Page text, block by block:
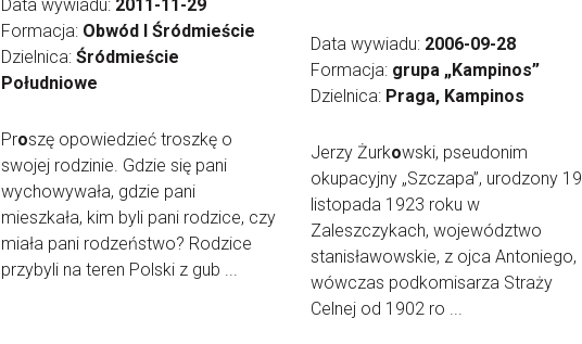
Data wywiadu: 2011-11-29
Formacja: Obwód I Śródmieście
Dzielnica: Śródmieście
Południowe
Proszę opowiedzieć troszkę o
swojej rodzinie. Gdzie się pani
wychowywała, gdzie pani
mieszkała, kim byli pani rodzice, czy
miała pani rodzeństwo? Rodzice
przybyli na teren Polski z gub ...
Data wywiadu: 2006-09-28
Formacja: grupa „Kampinos”
Dzielnica: Praga, Kampinos
Jerzy Żurkowski, pseudonim
okupacyjny „Szczapa”, urodzony 19
listopada 1923 roku w
Zaleszczykach, województwo
stanisławowskie, z ojca Antoniego,
wówczas podkomisarza Straży
Celnej od 1902 ro ...